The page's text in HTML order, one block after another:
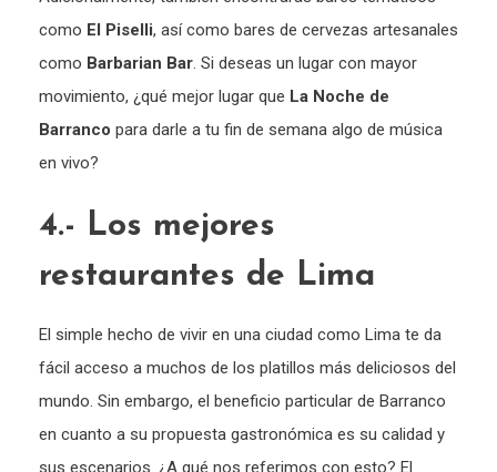
como El Piselli, así como bares de cervezas artesanales
como Barbarian Bar. Si deseas un lugar con mayor
movimiento, ¿qué mejor lugar que La Noche de
Barranco para darle a tu fin de semana algo de música
en vivo?
4.- Los mejores
restaurantes de Lima
El simple hecho de vivir en una ciudad como Lima te da
fácil acceso a muchos de los platillos más deliciosos del
mundo. Sin embargo, el beneficio particular de Barranco
en cuanto a su propuesta gastronómica es su calidad y
sus escenarios. ¿A qué nos referimos con esto? El